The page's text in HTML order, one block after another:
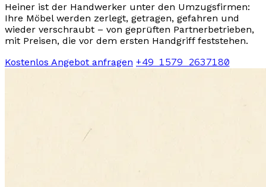
Heiner ist der Handwerker unter den Umzugsfirmen:
Ihre Möbel werden zerlegt, getragen, gefahren und
wieder verschraubt – von geprüften Partnerbetrieben,
mit Preisen, die vor dem ersten Handgriff feststehen.
Kostenlos Angebot anfragen +49 1579 2637180